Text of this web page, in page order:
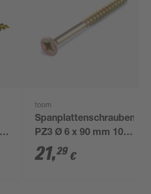
toom
Spanplattenschrauben
PZ3 Ø 6 x 90 mm 100
Stück
21,29 €